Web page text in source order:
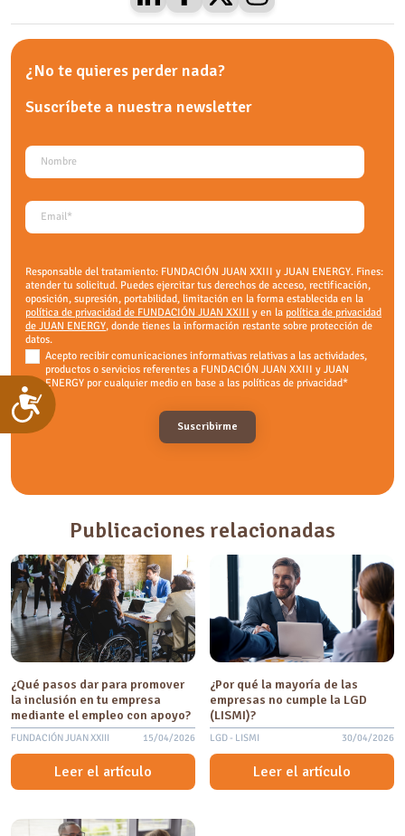
Accesibilidad
¿No te quieres perder nada?
Suscríbete a nuestra newsletter
Responsable del tratamiento: FUNDACIÓN JUAN XXIII y JUAN ENERGY. Fines:
atender tu solicitud. Puedes ejercitar tus derechos de acceso, rectificación,
oposición, supresión, portabilidad, limitación en la forma establecida en la
política de privacidad de FUNDACIÓN JUAN XXIII y en la política de privacidad
de JUAN ENERGY, donde tienes la información restante sobre protección de
datos.
Acepto recibir comunicaciones informativas relativas a las actividades,
productos o servicios referentes a FUNDACIÓN JUAN XXIII y JUAN
ENERGY por cualquier medio en base a las políticas de privacidad*
Publicaciones relacionadas
¿Qué pasos dar para promover
la inclusión en tu empresa
mediante el empleo con apoyo?
FUNDACIÓN JUAN XXIII 15/04/2026
Leer el artículo
¿Por qué la mayoría de las
empresas no cumple la LGD
(LISMI)?
LGD - LISMI 30/04/2026
Leer el artículo